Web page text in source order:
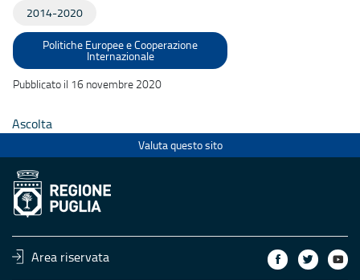
2014-2020
Politiche Europee e Cooperazione
Internazionale
Pubblicato il 16 novembre 2020
Ascolta
Valuta questo sito
Area riservata